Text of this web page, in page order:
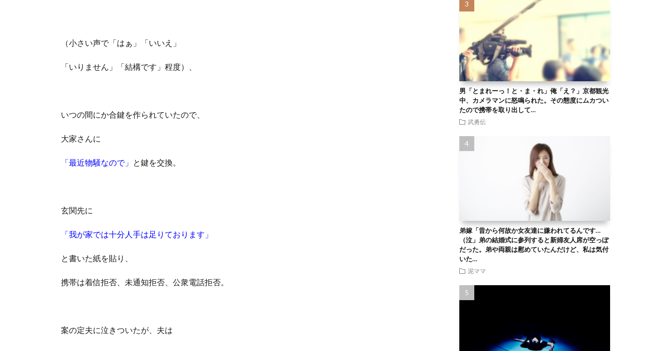
（小さい声で「はぁ」「いいえ」
「いりません」「結構です」程度）、
いつの間にか合鍵を作られていたので、
大家さんに
「最近物騒なので」 と鍵を交換。
玄関先に
「我が家では十分人手は足りております」
と書いた紙を貼り、
携帯は着信拒否、未通知拒否、公衆電話拒否。
案の定夫に泣きついたが、夫は
男「とまれーっ！と・ま・れ」俺「え？」京都観光
中、カメラマンに怒鳴られた。その態度にムカつい
たので携帯を取り出して…
武勇伝
弟嫁「昔から何故か女友達に嫌われてるんです…
（泣」弟の結婚式に参列すると新婦友人席が空っぽ
だった。弟や両親は慰めていたんだけど、私は気付
いた…
泥ママ